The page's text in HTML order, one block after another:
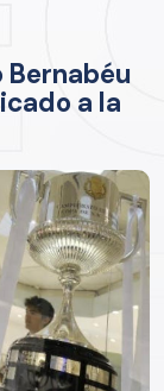
Bernabéu
a la